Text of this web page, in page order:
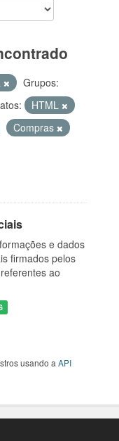
Grupos:
HTML
Compras
e dados
firmados pelos
ao
usando a API